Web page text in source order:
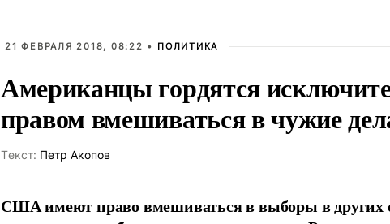
21 ФЕВРАЛЯ 2018, 08:22 • ПОЛИТИКА
Американцы гордятся
правом вмешиваться в чужие
Tекст: Петр Акопов
США имеют право вмешиваться в выборы в других